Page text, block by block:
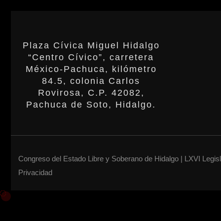
Plaza Cívica Miguel Hidalgo
“Centro Cívico”, carretera
México-Pachuca, kilómetro
84.5, colonia Carlos
Rovirosa, C.P. 42082,
Pachuca de Soto, Hidalgo.
Congreso del Estado Libre y Soberano de Hidalgo | LXVI
Privacidad